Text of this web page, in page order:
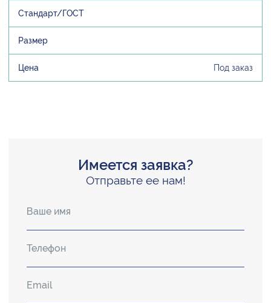
Под заказ
Имеется заявка?
Отправьте ее нам!